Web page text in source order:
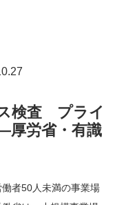
検査 プライ
労省・有識
者50人未満の事業場